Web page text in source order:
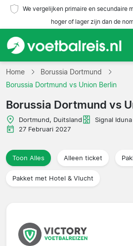
We vergelijken primaire en secundaire
hoger of lager zijn dan de
Home
Competities
Home
Borussia Dortmund
Borussia Dortmund vs Union Berlin
Borussia Dortmund vs
Dortmund, Duitsland Signal
27 Februari 2027
Toon Alles Alleen ticket
Pakket met Hotel & Vlucht